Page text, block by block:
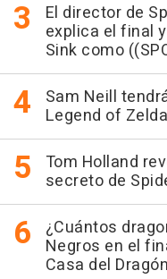
El director de
explica el final
Sink como
Sam Neill
Legend of Zelda
Tom Holland
secreto de
¿Cuántos
Negros en el
Casa del